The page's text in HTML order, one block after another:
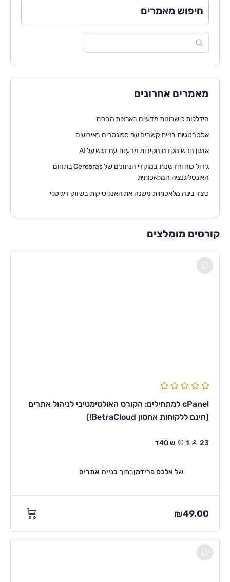
חיפוש מאמרים
מאמרים אחרונים
הידללות כישרונות מדעיים בארצות הברית
אסטרטגיות בניית קשרים עם ספונסרים באירועים
ארגון חדש מקדם חקירות מדעיות עם דגש על AI
גידול כוח וחדשנות במוקדי הנתונים של Cerebras בתחום
האינטליגנציה המלאכותית
כיצד בינה מלאכותית משנה את האנליטיקות בשיווק דיגיטלי
קורסים מומלצים
cPanel למתחילים: הקורס האולטימטיבי לניהול אתרים
(חינם ללקוחות אחסון BetraCloud!)
23 1ש 40ד
של אלכס פרידמןבתוך בניית אתרים
₪49.00